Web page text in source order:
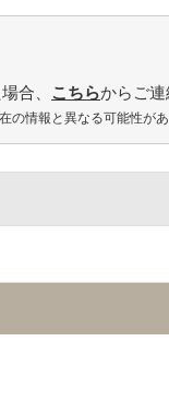
合、 こちらからご連
情報と異なる可能性があ